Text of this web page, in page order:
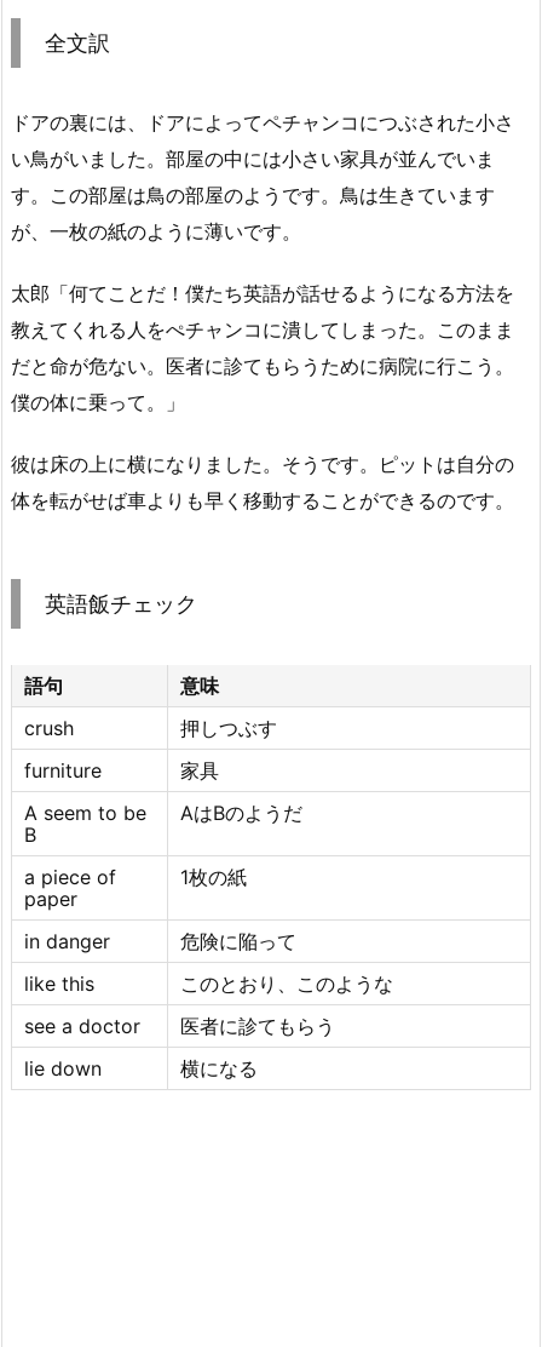
全文訳
ドアの裏には、ドアによってペチャンコにつぶされた小さ
い鳥がいました。部屋の中には小さい家具が並んでいま
す。この部屋は鳥の部屋のようです。鳥は生きています
が、一枚の紙のように薄いです。
太郎「何てことだ！僕たち英語が話せるようになる方法を
教えてくれる人をぺチャンコに潰してしまった。このまま
だと命が危ない。医者に診てもらうために病院に行こう。
僕の体に乗って。」
彼は床の上に横になりました。そうです。ピットは自分の
体を転がせば車よりも早く移動することができるのです。
英語飯チェック
語句
意味
crush
押しつぶす
furniture
家具
A seem to be
B
AはBのようだ
a piece of
paper
1枚の紙
in danger
危険に陥って
like this
このとおり、このような
see a doctor
医者に診てもらう
lie down
横になる